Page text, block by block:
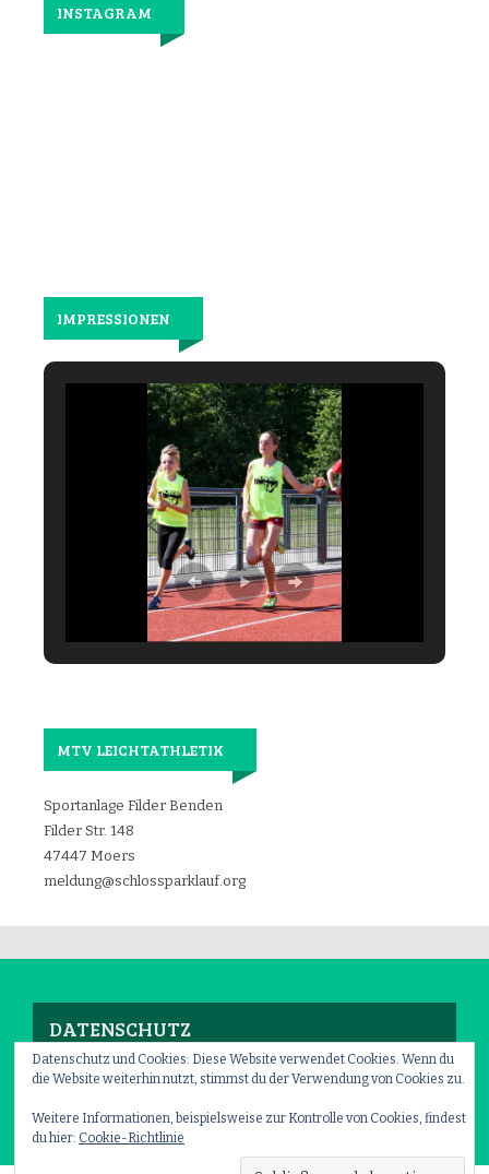
INSTAGRAM
IMPRESSIONEN
MTV LEICHTATHLETIK
Sportanlage Filder Benden
Filder Str. 148
47447 Moers
meldung@schlossparklauf.org
DATENSCHUTZ
Impressum–Datenschutz
Datenschutz und Cookies: Diese Website verwendet Cookies. Wenn du
die Website weiterhin nutzt, stimmst du der Verwendung von Cookies zu.
Weitere Informationen, beispielsweise zur Kontrolle von Cookies, findest
du hier: Cookie-Richtlinie